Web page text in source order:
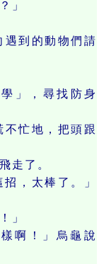
」
遇到的動物們請
」，尋找防身
忙地，把頭跟
走了。
太棒了。」
」
！」烏龜說